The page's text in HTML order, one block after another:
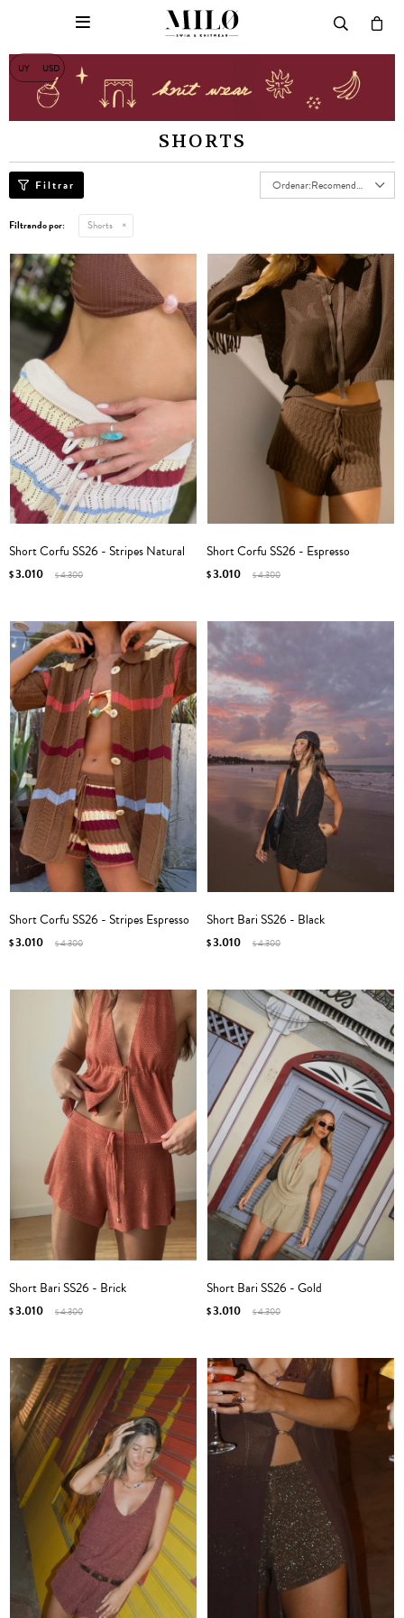
UY USD

SHORTS
Recomendados
Filtrando por: Shorts
Short Corfu SS26 - Stripes Natural
$3.010 $4.300
Short Corfu SS26 - Espresso
$3.010 $4.300
Short Corfu SS26 - Stripes Espresso
$3.010 $4.300
Short Bari SS26 - Black
$3.010 $4.300
Short Bari SS26 - Brick
$3.010 $4.300
Short Bari SS26 - Gold
$3.010 $4.300